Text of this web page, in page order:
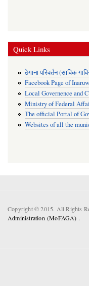
Quick Links
ठेगाना परिवर्तन (साविक
Facebook Page of
Local Governence and
Ministry of Federal
The official Portal of
Websites of all the
Copyright © 2015. All Rights
Administration (MoFAGA) .